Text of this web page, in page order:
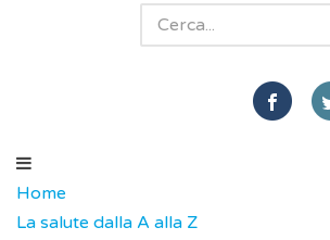
Home
La salute dalla A alla Z